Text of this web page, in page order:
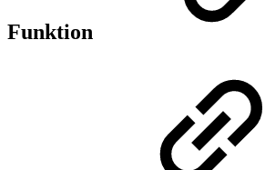
Funktion